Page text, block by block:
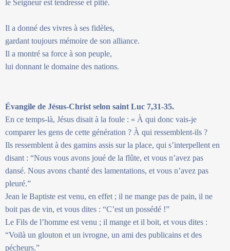
le Seigneur est tendresse et pitié.
Il a donné des vivres à ses fidèles,
gardant toujours mémoire de son alliance.
Il a montré sa force à son peuple,
lui donnant le domaine des nations.
Évangile de Jésus-Christ selon saint Luc 7,31-35.
En ce temps-là, Jésus disait à la foule : « À qui donc vais-je
comparer les gens de cette génération ? À qui ressemblent-ils ?
Ils ressemblent à des gamins assis sur la place, qui s’interpellent en
disant : “Nous vous avons joué de la flûte, et vous n’avez pas
dansé. Nous avons chanté des lamentations, et vous n’avez pas
pleuré.”
Jean le Baptiste est venu, en effet ; il ne mange pas de pain, il ne
boit pas de vin, et vous dites : “C’est un possédé !”
Le Fils de l’homme est venu ; il mange et il boit, et vous dites :
“Voilà un glouton et un ivrogne, un ami des publicains et des
pécheurs.”